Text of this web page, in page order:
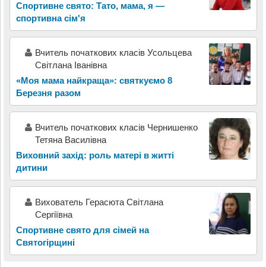
Спортивне свято: Тато, мама, я —
спортивна сім'я
Вчитель початкових класів Усольцева
Світлана Іванівна
«Моя мама найкраща»: святкуємо 8
Березня разом
Вчитель початкових класів Чернишенко
Тетяна Василівна
Виховний захід: роль матері в житті
дитини
Вихователь Герасюта Світлана
Сергіївна
Спортивне свято для сімей на
Святогірщині